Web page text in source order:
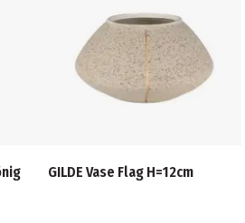
GILDE Vase Flag H=12cm